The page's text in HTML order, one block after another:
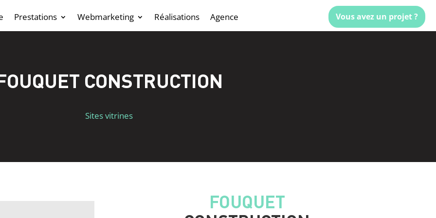
Prestations Webmarketing Réalisations Agence Vous avez un projet ?
CONSTRUCTION
Sites vitrines
FOUQUET